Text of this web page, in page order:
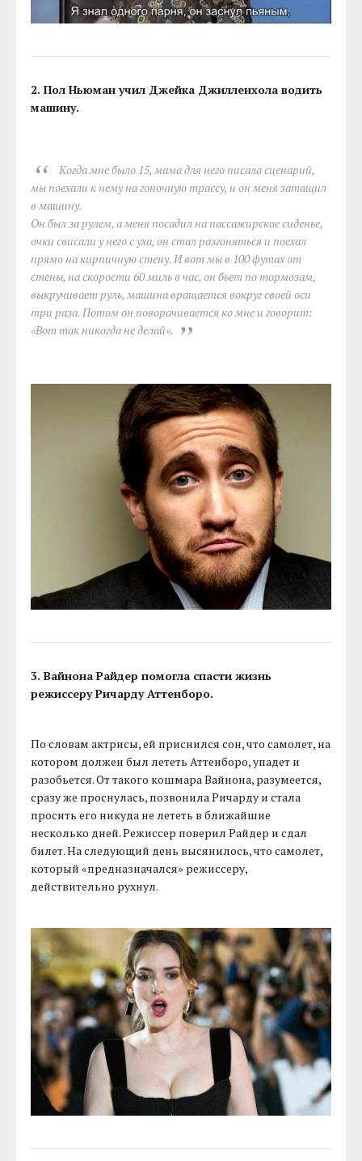
2. Пол Ньюман учил Джейка Джилленхола водить
машину.
Когда мне было 15, мама для него писала сценарий,
мы поехали к нему на гоночную трассу, и он меня затащил
в машину.
Он был за рулем, а меня посадил на пассажирское сиденье,
очки свисали у него с уха, он стал разгоняться и поехал
прямо на кирпичную стену. И вот мы в 100 футах от
стены, на скорости 60 миль в час, он бьет по тормозам,
выкручивает руль, машина вращается вокруг своей оси
три раза. Потом он поворачивается ко мне и говорит:
«Вот так никогда не делай».
3. Вайнона Райдер помогла спасти жизнь
режиссеру Ричарду Аттенборо.
По словам актрисы, ей приснился сон, что самолет, на
котором должен был лететь Аттенборо, упадет и
разобьется. От такого кошмара Вайнона, разумеется,
сразу же проснулась, позвонила Ричарду и стала
просить его никуда не лететь в ближайшие
несколько дней. Режиссер поверил Райдер и сдал
билет. На следующий день высянилось, что самолет,
который «предназначался» режиссеру,
действительно рухнул.